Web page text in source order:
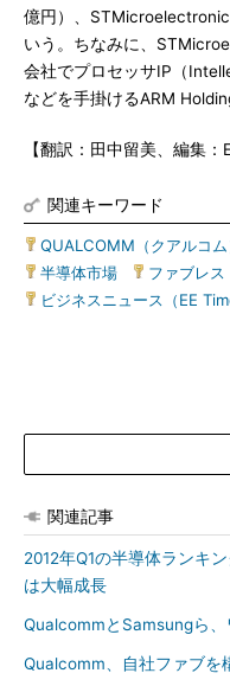
億円）、
いう。ちなみに、
会社でプロセッサIP（
などを手掛けるARM
【翻訳：田中留美、編集：
関連キーワード
QUALCOMM（クアルコム
半導体市場
ファブレス
ビジネスニュース（EE
関連記事
2012年Q1の半導体ランキ
は大幅成長
QualcommとSamsungら
Qualcomm、自社ファブを